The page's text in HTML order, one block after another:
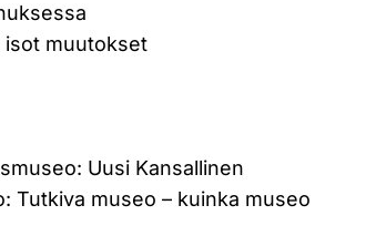
isot muutokset
Uusi Kansallinen
Tutkiva museo – kuinka museo